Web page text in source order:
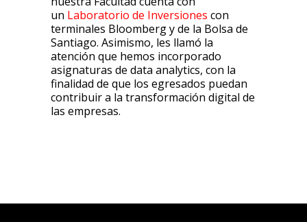
un Laboratorio de Inversiones con
terminales Bloomberg y de la Bolsa de
Santiago. Asimismo, les llamó la
atención que hemos incorporado
asignaturas de data analytics, con la
finalidad de que los egresados puedan
contribuir a la transformación digital de
las empresas.